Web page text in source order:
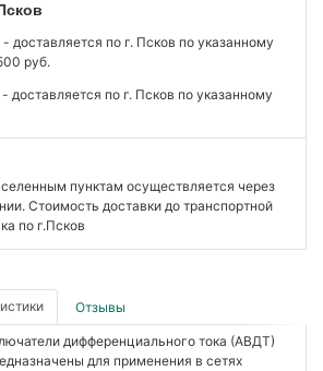
доставляется по г. Псков по указанному
руб.
доставляется по г. Псков по указанному
пунктам осуществляется через
Стоимость доставки до транспортной
по г.Псков
Отзывы
дифференциального тока (АВДТ)
для применения в сетях